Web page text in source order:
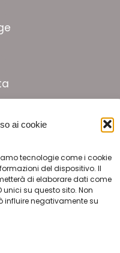
ai cookie
tecnologie come i cookie
del dispositivo. Il
di elaborare dati come
su questo sito. Non
influire negativamente su